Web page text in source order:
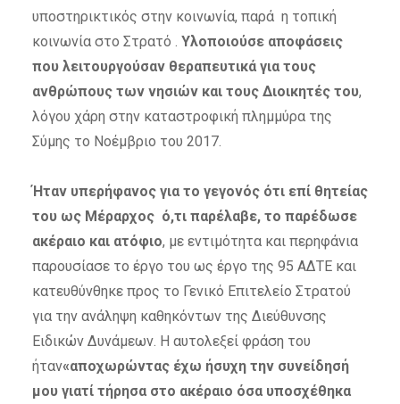
υποστηρικτικός στην κοινωνία, παρά η τοπική
κοινωνία στο Στρατό . Υλοποιούσε αποφάσεις
που λειτουργούσαν θεραπευτικά για τους
ανθρώπους των νησιών και τους Διοικητές του,
λόγου χάρη στην καταστροφική πλημμύρα της
Σύμης το Νοέμβριο του 2017.
Ήταν υπερήφανος για το γεγονός ότι επί θητείας
του ως Μέραρχος ό,τι παρέλαβε, το παρέδωσε
ακέραιο και ατόφιο, με εντιμότητα και περηφάνια
παρουσίασε το έργο του ως έργο της 95 ΑΔΤΕ και
κατευθύνθηκε προς το Γενικό Επιτελείο Στρατού
για την ανάληψη καθηκόντων της Διεύθυνσης
Ειδικών Δυνάμεων. Η αυτολεξεί φράση του
ήταν«αποχωρώντας έχω ήσυχη την συνείδησή
μου γιατί τήρησα στο ακέραιο όσα υποσχέθηκα